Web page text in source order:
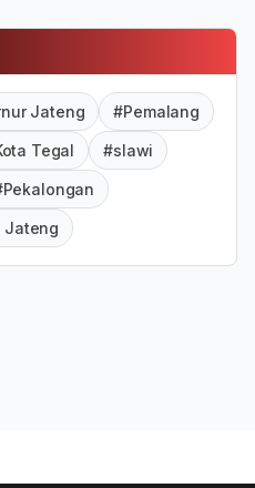
Jateng #Pemalang
Tegal #slawi
Jateng